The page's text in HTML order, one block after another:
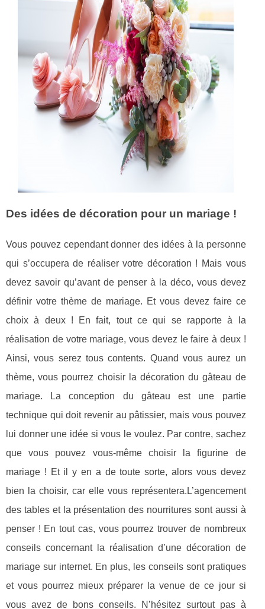
Des idées de décoration pour un mariage !
Vous pouvez cependant donner des idées à la personne
qui s’occupera de réaliser votre décoration ! Mais vous
devez savoir qu’avant de penser à la déco, vous devez
définir votre thème de mariage. Et vous devez faire ce
choix à deux ! En fait, tout ce qui se rapporte à la
réalisation de votre mariage, vous devez le faire à deux !
Ainsi, vous serez tous contents. Quand vous aurez un
thème, vous pourrez choisir la décoration du gâteau de
mariage. La conception du gâteau est une partie
technique qui doit revenir au pâtissier, mais vous pouvez
lui donner une idée si vous le voulez. Par contre, sachez
que vous pouvez vous-même choisir la figurine de
mariage ! Et il y en a de toute sorte, alors vous devez
bien la choisir, car elle vous représentera.L’agencement
des tables et la présentation des nourritures sont aussi à
penser ! En tout cas, vous pourrez trouver de nombreux
conseils concernant la réalisation d’une décoration de
mariage sur internet. En plus, les conseils sont pratiques
et vous pourrez mieux préparer la venue de ce jour si
vous avez de bons conseils. N’hésitez surtout pas à